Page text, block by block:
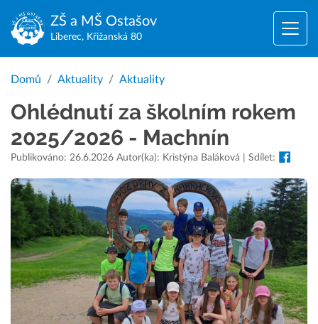
ZŠ a MŠ Ostašov
Liberec, Křižanská 80
Domů Aktuality Aktuality
Ohlédnutí za školním rokem
2025/2026 - Machnín
Publikováno: 26.6.2026 Autor(ka): Kristýna Baláková | Sdílet: